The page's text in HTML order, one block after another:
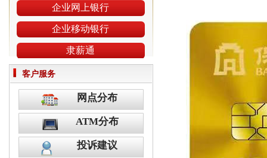
关于保定银行股份有限公司与华夏理财有限责任公司开
展合作的公告
2026年全国保密教育宣传月公益宣传海报
保定银行关于2026年春节期间网点营业时间安排的公告
关于设立“征信权益保护站”的公告
企业网上银行
企业移动银行
隶薪通
客户服务
网点分布
ATM分布
投诉建议